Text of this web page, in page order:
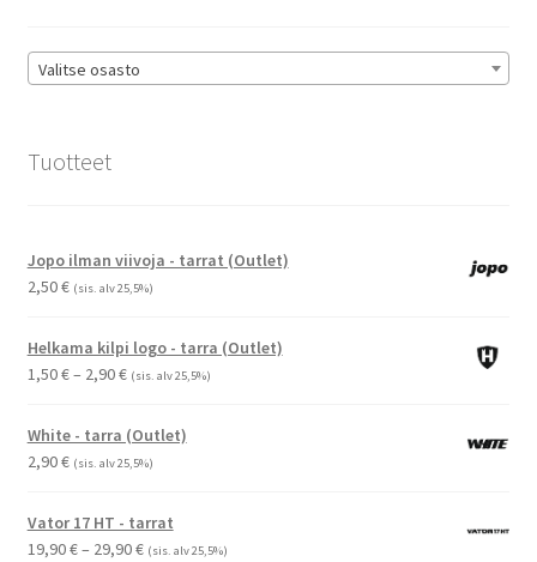
Valitse osasto
Tuotteet
Jopo ilman viivoja - tarrat (Outlet)
2,50€ (sis. alv 25,5%)
Helkama kilpi logo - tarra (Outlet)
1,50€– 2,90€Hintaluokka:
-
2,90 €
(sis. alv 25,5%)
White - tarra (Outlet)
2,90€ (sis. alv 25,5%)
Vator 17 HT - tarrat
19,90€– 29,90€Hintaluokka:
(sis. alv 25,5%)